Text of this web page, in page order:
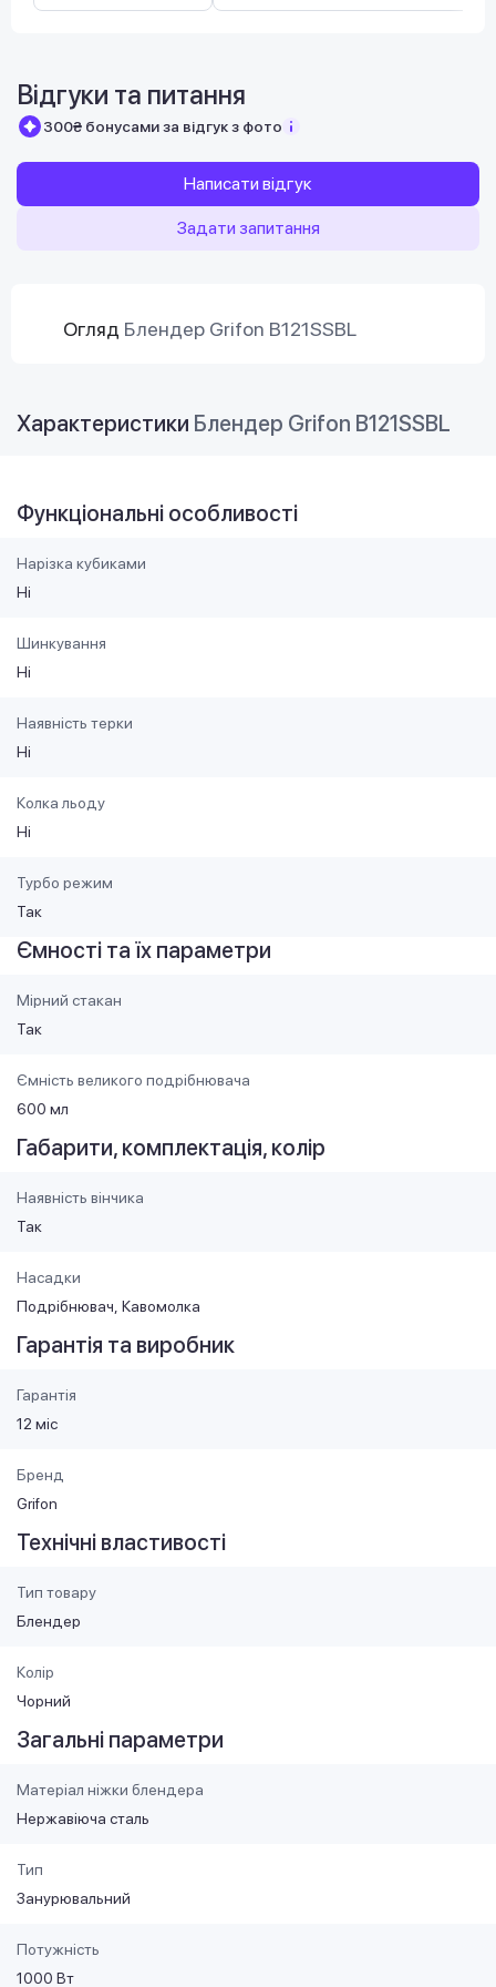
Відгуки та питання
300₴ бонусами за відгук з фото
Написати відгук
Задати запитання
Огляд Блендер Grifon B121SSBL
Характеристики Блендер Grifon B121SSBL
Функціональні особливості
Нарізка кубиками
Ні
Шинкування
Ні
Наявність терки
Ні
Колка льоду
Ні
Турбо режим
Так
Ємності та їх параметри
Мірний стакан
Так
Ємність великого подрібнювача
600 мл
Габарити, комплектація, колір
Наявність вінчика
Так
Насадки
Подрібнювач Кавомолка
Гарантія та виробник
Гарантія
12 міс
Бренд
Grifon
Технічні властивості
Тип товару
Блендер
Колір
Чорний
Загальні параметри
Матеріал ніжки блендера
Нержавіюча сталь
Тип
Занурювальний
Потужність
1000 Вт